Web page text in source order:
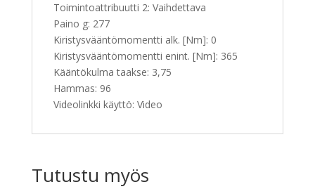
Toimintoattribuutti 2: Vaihdettava
Paino g: 277
Kiristysvääntömomentti alk. [Nm]: 0
Kiristysvääntömomentti enint. [Nm]: 365
Kääntökulma taakse: 3,75
Hammas: 96
Videolinkki käyttö: Video
Tutustu myös